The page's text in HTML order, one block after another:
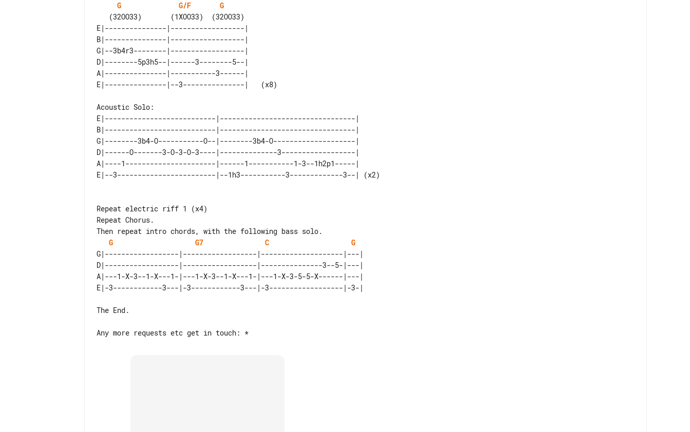
G G/F
G
E|---------------|------------------|
B|---------------|------------------|
G|--3b4r3--------|------------------|
D|--------5p3h5--|------3--------5--|
A|---------------|-----------3------|
E|---------------------------|---------------------------------|
B|---------------------------|---------------------------------|
G|--------3b4-O-----------O--|--------3b4-O--------------------|
D|------O-------3-O-3-O-3----|--------------3------------------|
A|----1----------------------|------1-----------1-3--1h2p1-----|
Repeat electric riff 1 (x4)
Repeat Chorus.
G
G7 C
G
G|------------------|------------------|--------------------|---|
D|------------------|------------------|---------------3--5-|---|
A|---1-X-3--1-X---1-|---1-X-3--1-X---1-|---1-X-3-5-5-X------|---|
The End.